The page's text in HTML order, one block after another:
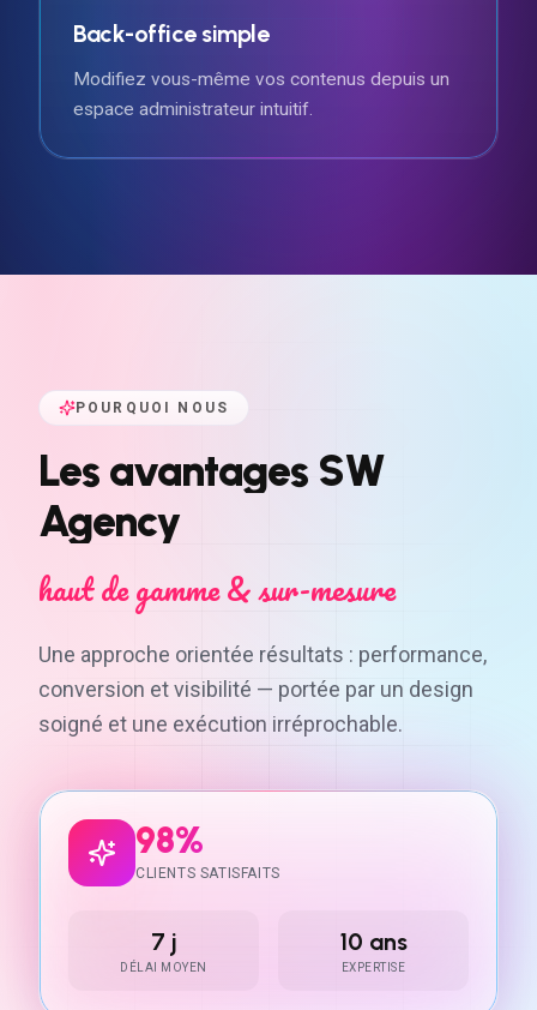
Back-office simple
Modifiez vous-même vos contenus depuis un
espace administrateur intuitif.
POURQUOI NOUS
Les avantages SW
Agency
haut de gamme & sur-mesure
Une approche orientée résultats : performance,
conversion et visibilité — portée par un design
soigné et une exécution irréprochable.
98%
CLIENTS SATISFAITS
7 j
DÉLAI MOYEN
10 ans
EXPERTISE